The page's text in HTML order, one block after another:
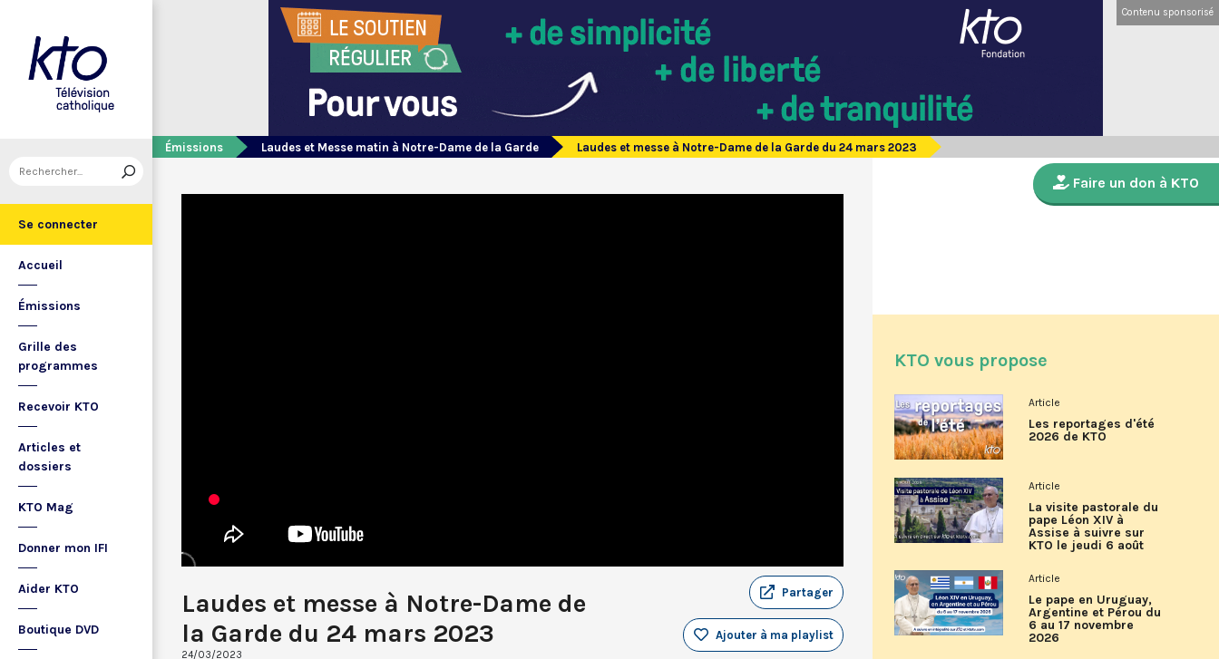
Se connecter
Accueil
Émissions
Grille des
programmes
Recevoir KTO
Articles et
dossiers
KTO Mag
Donner mon IFI
Aider KTO
Boutique DVD
Contenu sponsorisé
Émissions Laudes et Messe matin à Notre-Dame de la Garde Laudes et messe à Notre-Dame de la Garde du 24 mars 2023
Laudes et messe à Notre-Dame de
la Garde du 24 mars 2023
24/03/2023
Partager
Ajouter à ma playlist
Faire un don à KTO
KTO vous propose
Article
Les reportages d'été
2026 de KTO
Article
La visite pastorale du
pape Léon XIV à
Assise à suivre sur
KTO le jeudi 6 août
Article
Le pape en Uruguay,
Argentine et Pérou du
6 au 17 novembre
2026